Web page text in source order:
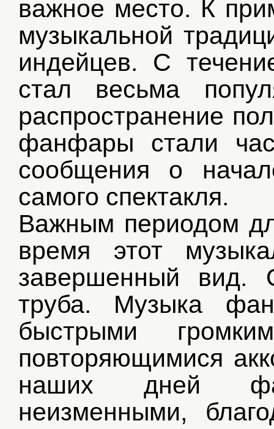
важное место. К
музыкальной
индейцев. С
стал весьма
распространение
фанфары стали
сообщения о
самого спектакля.
Важным периодом
время этот
завершенный вид.
труба. Музыка
быстрыми
повторяющимися
наших дней
неизменными,